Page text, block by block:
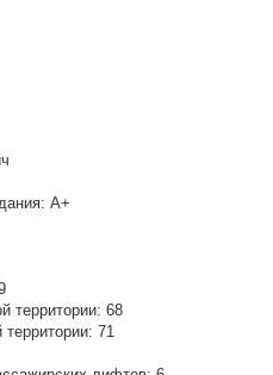
A+
территории: 68
71